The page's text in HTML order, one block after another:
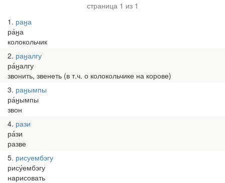
страница 1 из 1
1 раӈа
ра́ӈа
колокольчик
2 раӈалгу
ра́ӈалгу
звонить, звенеть (в т.ч. о колокольчике на корове)
3 раӈымпы
ра́ӈымпы
звон
4 рази
ра́зи
разве
5 рисуембэгу
рису́ембэгу
нарисовать